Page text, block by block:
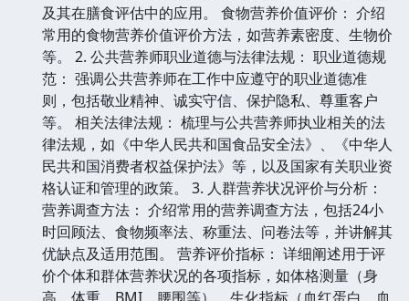
及其在膳食评估中的应用。 食物营养价值评价： 介绍
常用的食物营养价值评价方法，如营养素密度、生物价
等。 2. 公共营养师职业道德与法律法规： 职业道德规
范： 强调公共营养师在工作中应遵守的职业道德准
则，包括敬业精神、诚实守信、保护隐私、尊重客户
等。 相关法律法规： 梳理与公共营养师执业相关的法
律法规，如《中华人民共和国食品安全法》、《中华人
民共和国消费者权益保护法》等，以及国家有关职业资
格认证和管理的政策。 3. 人群营养状况评价与分析：
营养调查方法： 介绍常用的营养调查方法，包括24小
时回顾法、食物频率法、称重法、问卷法等，并讲解其
优缺点及适用范围。 营养评价指标： 详细阐述用于评
价个体和群体营养状况的各项指标，如体格测量（身